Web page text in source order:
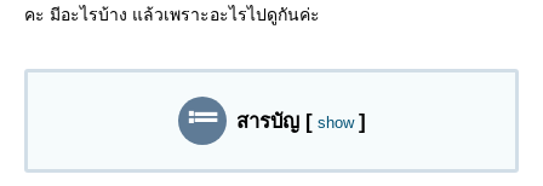
คะ มีอะไรบ้าง แล้วเพราะอะไรไปดูกันค่ะ
สารบัญ [ show ]